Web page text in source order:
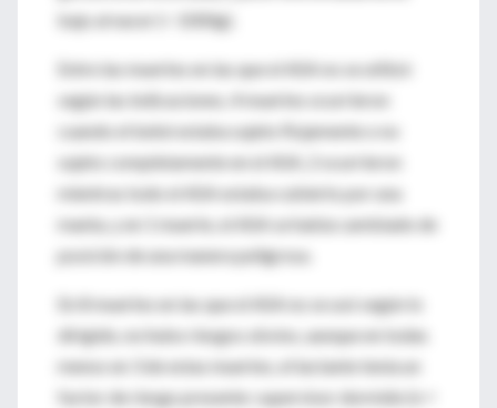
bajo al nacer (< 1000g).
Entre las muertes en las que el ASA no se utilizó
según las indicaciones, 4 muertes ocurrieron
cuando el bebé estaba sujeto flojamente o no
sujeto completamente en el ASA, 2 ocurrieron
mientras todo el ASA estaba cubierto por una
manta, y en 1 muerte, el ASA se había cambiado de
posición de una manera peligrosa.
En 8 muertes en las que el ASA no se usó según lo
dirigido, no hubo riesgos obvios, aunque en todas
menos en 3 de estas muertes, el lactante tenía un
factor de riesgo presente: supervisor dormido (n =